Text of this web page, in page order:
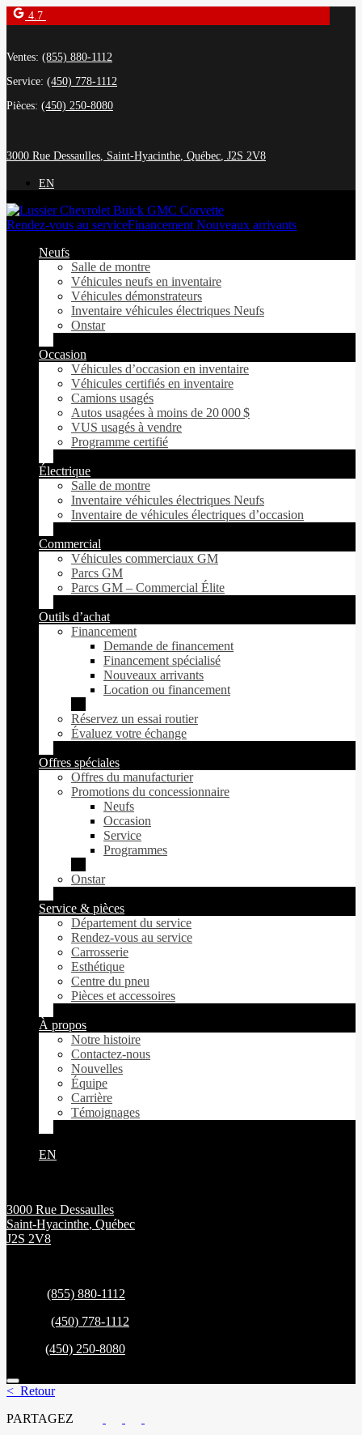
4.7
Ventes: (855) 880-1112
Service: (450) 778-1112
Pièces: (450) 250-8080
3000 Rue Dessaulles, Saint-Hyacinthe, Québec, J2S 2V8
EN
Rendez-vous au serviceFinancement Nouveaux arrivants
Neufs
Salle de montre
Véhicules neufs en inventaire
Véhicules démonstrateurs
Inventaire véhicules électriques Neufs
Onstar
Occasion
Véhicules d’occasion en inventaire
Véhicules certifiés en inventaire
Camions usagés
Autos usagées à moins de 20 000 $
VUS usagés à vendre
Programme certifié
Électrique
Salle de montre
Inventaire véhicules électriques Neufs
Inventaire de véhicules électriques d’occasion
Commercial
Véhicules commerciaux GM
Parcs GM
Parcs GM – Commercial Élite
Outils d’achat
Financement
Demande de financement
Financement spécialisé
Nouveaux arrivants
Location ou financement
Réservez un essai routier
Évaluez votre échange
Offres spéciales
Offres du manufacturier
Promotions du concessionnaire
Neufs
Occasion
Service
Programmes
Onstar
Service & pièces
Département du service
Rendez-vous au service
Carrosserie
Esthétique
Centre du pneu
Pièces et accessoires
À propos
Notre histoire
Contactez-nous
Nouvelles
Équipe
Carrière
Témoignages
EN
3000 Rue Dessaulles
Saint-Hyacinthe, Québec
J2S 2V8
(855) 880-1112
(450) 778-1112
(450) 250-8080
< Retour
PARTAGEZ